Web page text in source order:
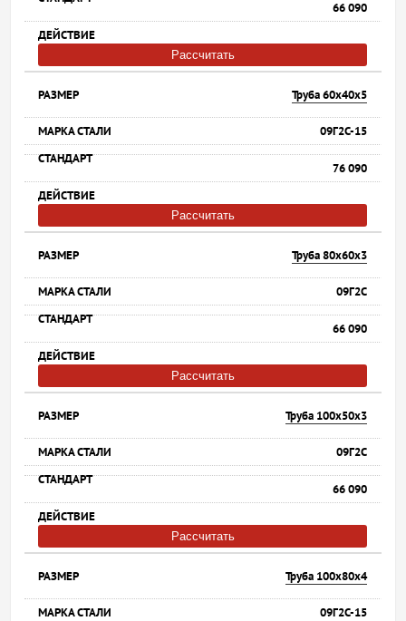
66 090
Рассчитать
Труба 60х40х5
09Г2С-15
76 090
Рассчитать
Труба 80х60х3
09Г2С
66 090
Рассчитать
Труба 100х50х3
09Г2С
66 090
Рассчитать
Труба 100х80х4
09Г2С-15